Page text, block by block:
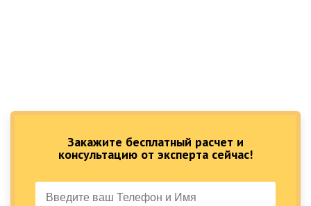
Закажите бесплатный расчет и
консультацию от эксперта сейчас!